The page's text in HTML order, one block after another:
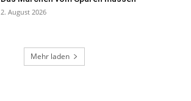
2. August 2026
Mehr laden